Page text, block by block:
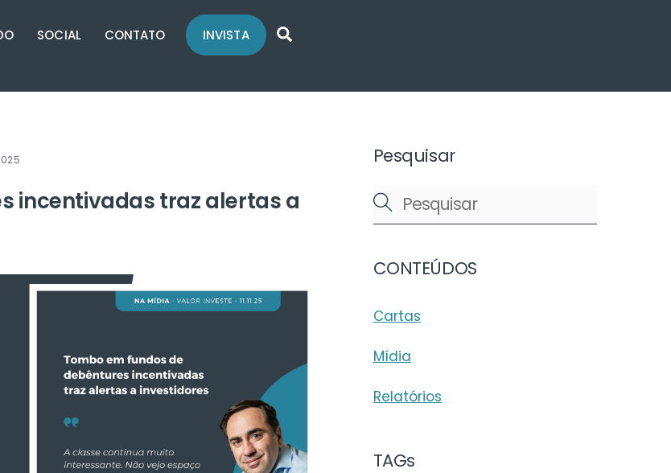
Search
SOCIAL CONTATO INVISTA
incentivadas traz alertas a
Pesquisar
CONTEÚDOS
Cartas
Mídia
Relatórios
TAGs